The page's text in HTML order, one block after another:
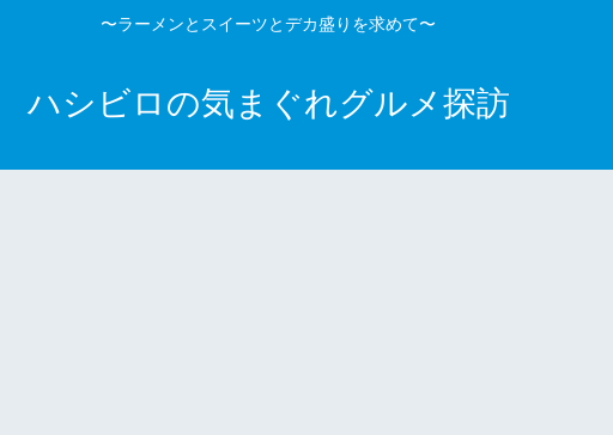
〜ラーメンとスイーツとデカ盛りを求めて〜
ハシビロの気まぐれグルメ探訪